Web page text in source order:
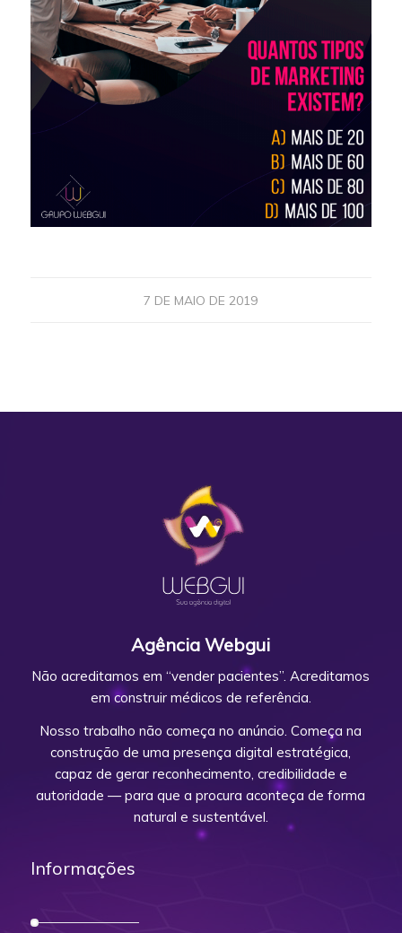
7 DE MAIO DE 2019
Agência Webgui
Não acreditamos em “vender pacientes”. Acreditamos
em construir médicos de referência.
Nosso trabalho não começa no anúncio. Começa na
construção de uma presença digital estratégica,
capaz de gerar reconhecimento, credibilidade e
autoridade — para que a procura aconteça de forma
natural e sustentável.
Informações